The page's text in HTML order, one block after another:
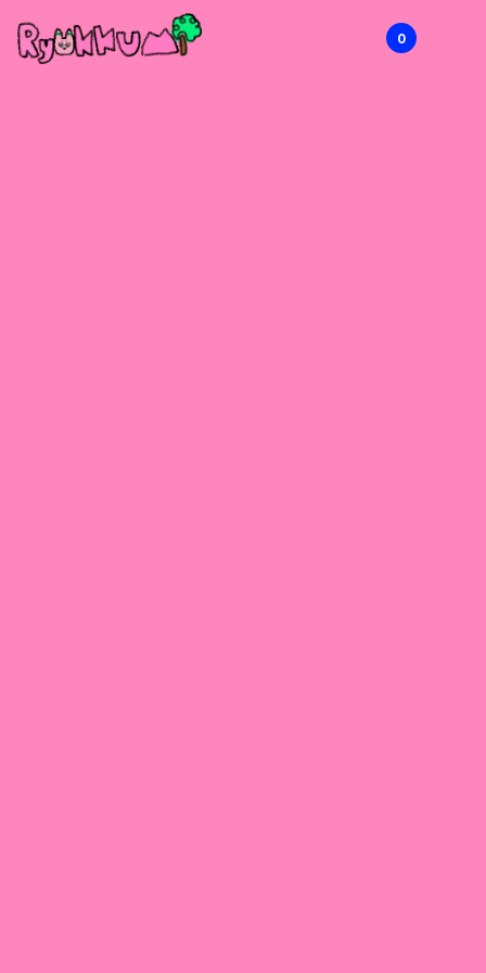
RYOKKUMi 0